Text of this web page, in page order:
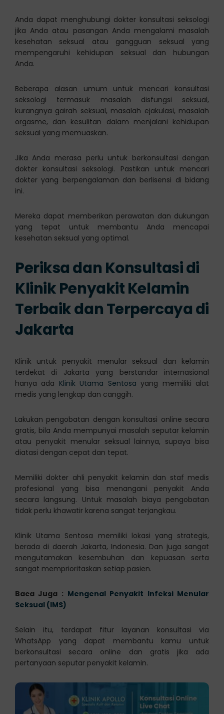
Anda dapat menghubungi dokter konsultasi seksologi
jika Anda atau pasangan Anda mengalami masalah
kesehatan seksual atau gangguan seksual yang
mempengaruhi kehidupan seksual dan hubungan
Anda.
Beberapa alasan umum untuk mencari konsultasi
seksologi termasuk masalah disfungsi seksual,
kurangnya gairah seksual, masalah ejakulasi, masalah
orgasme, dan kesulitan dalam menjalani kehidupan
seksual yang memuaskan.
Jika Anda merasa perlu untuk berkonsultasi dengan
dokter konsultasi seksologi. Pastikan untuk mencari
dokter yang berpengalaman dan berlisensi di bidang
ini.
Mereka dapat memberikan perawatan dan dukungan
yang tepat untuk membantu Anda mencapai
kesehatan seksual yang optimal.
Periksa dan Konsultasi di
Klinik Penyakit Kelamin
Terbaik dan Terpercaya di
Jakarta
Klinik untuk penyakit menular seksual dan kelamin
terdekat di Jakarta yang berstandar internasional
hanya ada Klinik Utama Sentosa yang memiliki alat
medis yang lengkap dan canggih.
Lakukan pengobatan dengan konsultasi online secara
gratis, bila Anda mempunyai masalah seputar kelamin
atau penyakit menular seksual lainnya, supaya bisa
diatasi dengan cepat dan tepat.
Memiliki dokter ahli penyakit kelamin dan staf medis
profesional yang bisa menangani penyakit Anda
secara langsung. Untuk masalah biaya pengobatan
tidak perlu khawatir karena sangat terjangkau.
Klinik Utama Sentosa memiliki lokasi yang strategis,
berada di daerah Jakarta, Indonesia. Dan juga sangat
mengutamakan kesembuhan dan kepuasan serta
sangat memprioritaskan setiap pasien.
Baca Juga : Mengenal Penyakit Infeksi Menular
Seksual (IMS)
Selain itu, terdapat fitur layanan konsultasi via
WhatsApp yang dapat membantu kamu untuk
berkonsultasi secara online dan gratis jika ada
pertanyaan seputar penyakit kelamin.